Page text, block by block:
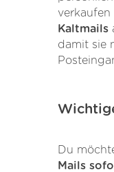
Kaltmails
damit sie
Du
Mails